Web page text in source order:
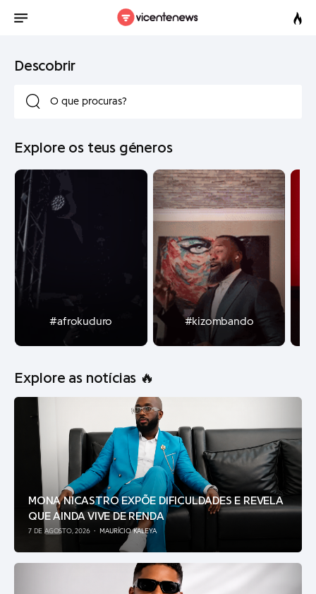
Descobrir
Explore os teus géneros
#afrokuduro #kizombando
Explore as notícias 🔥
MONA NICASTRO EXPÕE DIFICULDADES E REVELA
QUE AINDA VIVE DE RENDA
7 DE AGOSTO, 2026 MAURÍCIO KALEYA